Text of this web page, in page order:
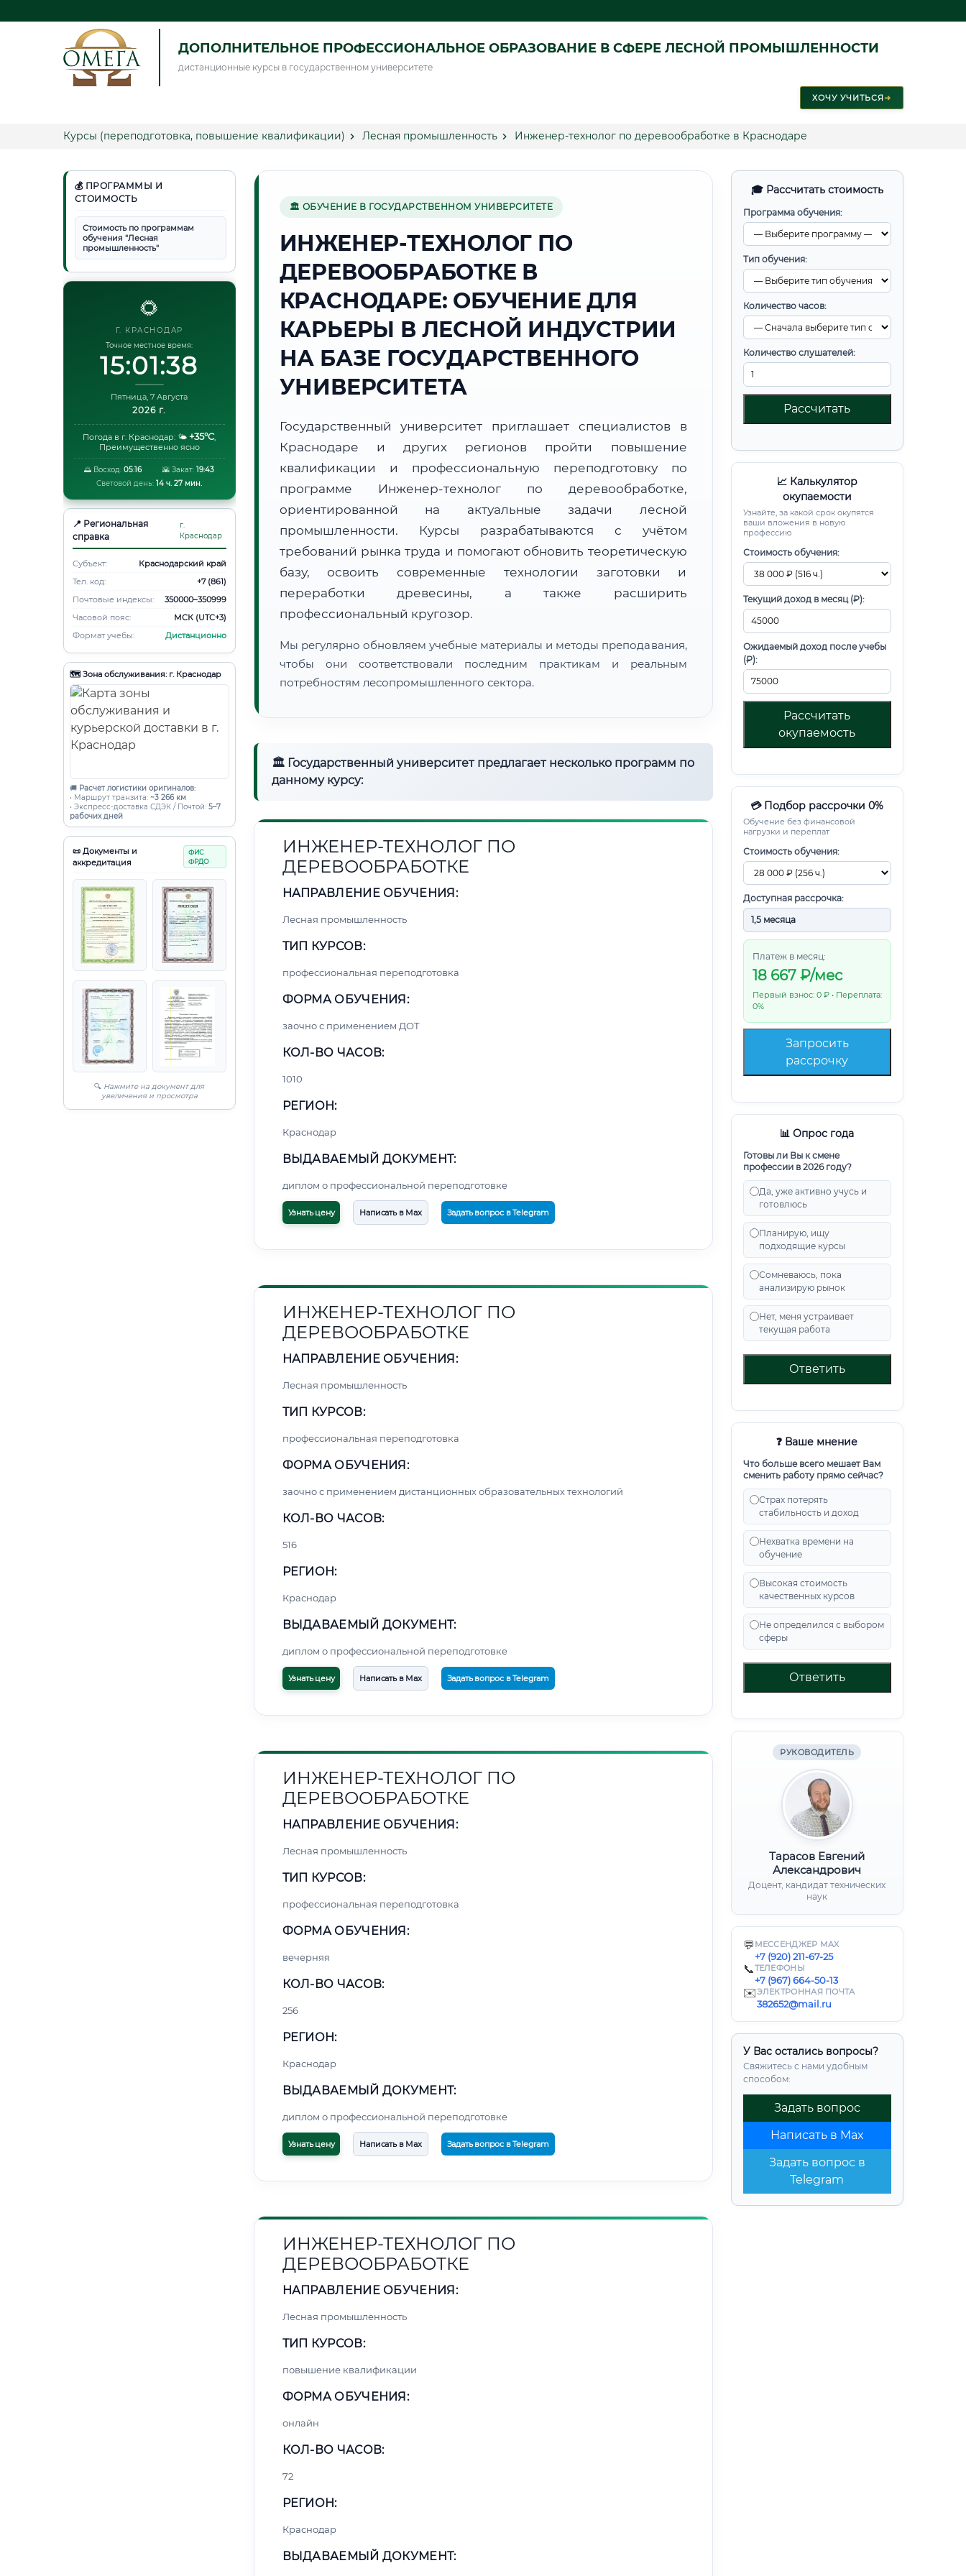
ДОПОЛНИТЕЛЬНОЕ ПРОФЕССИОНАЛЬНОЕ ОБРАЗОВАНИЕ В СФЕРЕ ЛЕСНОЙ ПРОМЫШЛЕННОСТИ
дистанционные курсы в государственном университете
ХОЧУ УЧИТЬСЯ➜
Курсы (переподготовка, повышение квалификации) Лесная промышленность Инженер-технолог по деревообработке в Краснодаре
💰 ПРОГРАММЫ И
СТОИМОСТЬ
Стоимость по программам
обучения "Лесная
промышленность"
🌻
Г. КРАСНОДАР
Точное местное время:
15:01:39
Пятница, 7 Августа
2026 г.
Погода в г. Краснодар: 🌤️ +35°C,
Преимущественно ясно
🌅 Восход: 05:16 🌇 Закат: 19:43
Световой день: 14 ч. 27 мин.
📍 Региональная
справка
г.
Краснодар
Субъект:
Краснодарский край
Тел. код:
+7 (861)
Почтовые индексы:
350000–350999
Часовой пояс:
МСК (UTC+3)
Формат учебы:
Дистанционно
🗺️ Зона обслуживания: г. Краснодар
🚚 Расчет логистики оригиналов:
• Маршрут транзита: ~3 266 км
• Экспресс-доставка СДЭК / Почтой: 5–7
рабочих дней
📜 Документы и
аккредитация
ФИС
ФРДО
🔍 Нажмите на документ для
увеличения и просмотра
🎓 Рассчитать стоимость
Программа обучения:
Тип обучения:
Количество часов:
Количество слушателей:
Рассчитать
📈 Калькулятор
окупаемости
Узнайте, за какой срок окупятся
ваши вложения в новую
профессию
Стоимость обучения:
Текущий доход в месяц (₽):
Ожидаемый доход после учебы
(₽):
Рассчитать
окупаемость
💳 Подбор рассрочки 0%
Обучение без финансовой
нагрузки и переплат
Стоимость обучения:
Доступная рассрочка:
Платеж в месяц:
18 667₽/мес
Первый взнос: 0 ₽ • Переплата:
0%
Запросить
рассрочку
📊 Опрос года
Готовы ли Вы к смене
профессии в 2026 году?
Да, уже активно учусь и
готовлюсь
Планирую, ищу
подходящие курсы
Сомневаюсь, пока
анализирую рынок
Нет, меня устраивает
текущая работа
Ответить
❓ Ваше мнение
Что больше всего мешает Вам
сменить работу прямо сейчас?
Страх потерять
стабильность и доход
Нехватка времени на
обучение
Высокая стоимость
качественных курсов
Не определился с выбором
сферы
Ответить
РУКОВОДИТЕЛЬ
Тарасов Евгений
Александрович
Доцент, кандидат технических
наук
💬 МЕССЕНДЖЕР MAX
+7 (920) 211-67-25
📞ТЕЛЕФОНЫ
+7 (967) 664-50-13
✉️ЭЛЕКТРОННАЯ ПОЧТА
382652@mail.ru
У Вас остались вопросы?
Свяжитесь с нами удобным
способом:
Задать вопрос
Написать в Max
Задать вопрос в
Telegram
🏛 ОБУЧЕНИЕ В ГОСУДАРСТВЕННОМ УНИВЕРСИТЕТЕ
ИНЖЕНЕР-ТЕХНОЛОГ ПО
ДЕРЕВООБРАБОТКЕ В
КРАСНОДАРЕ: ОБУЧЕНИЕ ДЛЯ
КАРЬЕРЫ В ЛЕСНОЙ ИНДУСТРИИ
НА БАЗЕ ГОСУДАРСТВЕННОГО
УНИВЕРСИТЕТА
Государственный университет приглашает специалистов в
Краснодаре и других регионов пройти повышение
квалификации и профессиональную переподготовку по
программе Инженер-технолог по деревообработке,
ориентированной на актуальные задачи лесной
промышленности. Курсы разрабатываются с учётом
требований рынка труда и помогают обновить теоретическую
базу, освоить современные технологии заготовки и
переработки древесины, а также расширить
профессиональный кругозор.
Мы регулярно обновляем учебные материалы и методы преподавания,
чтобы они соответствовали последним практикам и реальным
потребностям лесопромышленного сектора.
🏛 Государственный университет предлагает несколько программ по
данному курсу:
ИНЖЕНЕР-ТЕХНОЛОГ ПО
ДЕРЕВООБРАБОТКЕ
НАПРАВЛЕНИЕ ОБУЧЕНИЯ:
Лесная промышленность
ТИП КУРСОВ:
профессиональная переподготовка
ФОРМА ОБУЧЕНИЯ:
заочно с применением ДОТ
КОЛ-ВО ЧАСОВ:
1010
РЕГИОН:
Краснодар
ВЫДАВАЕМЫЙ ДОКУМЕНТ:
диплом о профессиональной переподготовке
Узнать цену Написать в Max Задать вопрос в Telegram
ИНЖЕНЕР-ТЕХНОЛОГ ПО
ДЕРЕВООБРАБОТКЕ
НАПРАВЛЕНИЕ ОБУЧЕНИЯ:
Лесная промышленность
ТИП КУРСОВ:
профессиональная переподготовка
ФОРМА ОБУЧЕНИЯ:
заочно с применением дистанционных образовательных технологий
КОЛ-ВО ЧАСОВ:
516
РЕГИОН:
Краснодар
ВЫДАВАЕМЫЙ ДОКУМЕНТ:
диплом о профессиональной переподготовке
Узнать цену Написать в Max Задать вопрос в Telegram
ИНЖЕНЕР-ТЕХНОЛОГ ПО
ДЕРЕВООБРАБОТКЕ
НАПРАВЛЕНИЕ ОБУЧЕНИЯ:
Лесная промышленность
ТИП КУРСОВ:
профессиональная переподготовка
ФОРМА ОБУЧЕНИЯ:
вечерняя
КОЛ-ВО ЧАСОВ:
256
РЕГИОН:
Краснодар
ВЫДАВАЕМЫЙ ДОКУМЕНТ:
диплом о профессиональной переподготовке
Узнать цену Написать в Max Задать вопрос в Telegram
ИНЖЕНЕР-ТЕХНОЛОГ ПО
ДЕРЕВООБРАБОТКЕ
НАПРАВЛЕНИЕ ОБУЧЕНИЯ:
Лесная промышленность
ТИП КУРСОВ:
повышение квалификации
ФОРМА ОБУЧЕНИЯ:
онлайн
КОЛ-ВО ЧАСОВ:
72
РЕГИОН:
Краснодар
ВЫДАВАЕМЫЙ ДОКУМЕНТ: